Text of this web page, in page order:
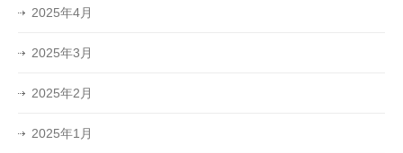
2025年4月
2025年3月
2025年2月
2025年1月